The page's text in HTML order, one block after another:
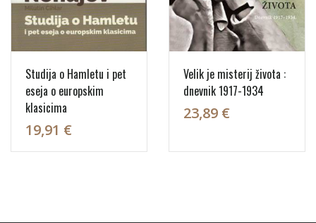
Studija o Hamletu i pet
eseja o europskim
klasicima
19,91 €
Velik je misterij života :
dnevnik 1917-1934
23,89 €